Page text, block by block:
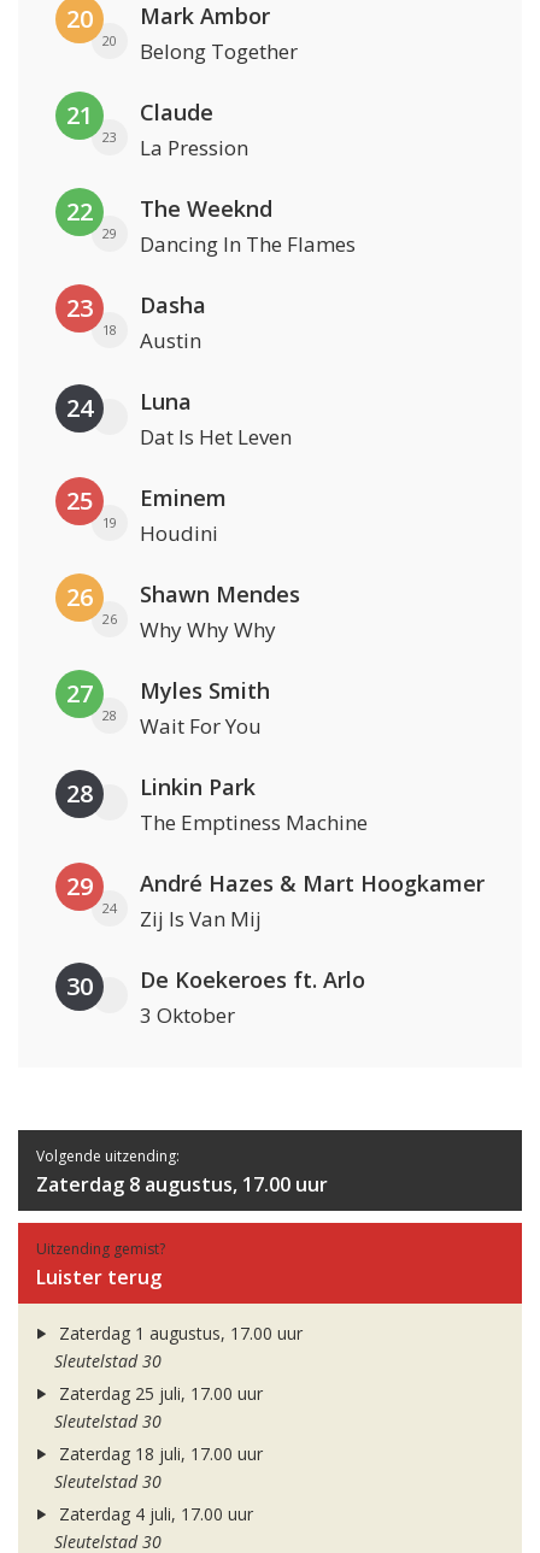
20
20
Mark Ambor
Belong Together
21
23
Claude
La Pression
22
29
The Weeknd
Dancing In The Flames
23
18
Dasha
Austin
24 Luna
Dat Is Het Leven
25
19
Eminem
Houdini
26
26
Shawn Mendes
Why Why Why
27
28
Myles Smith
Wait For You
28 Linkin Park
The Emptiness Machine
29
24
André Hazes & Mart Hoogkamer
Zij Is Van Mij
30 De Koekeroes ft. Arlo
3 Oktober
Volgende uitzending:
Zaterdag 8 augustus, 17.00 uur
Uitzending gemist?
Luister terug
Zaterdag 1 augustus, 17.00 uur
Sleutelstad 30
Zaterdag 25 juli, 17.00 uur
Sleutelstad 30
Zaterdag 18 juli, 17.00 uur
Sleutelstad 30
Zaterdag 4 juli, 17.00 uur
Sleutelstad 30